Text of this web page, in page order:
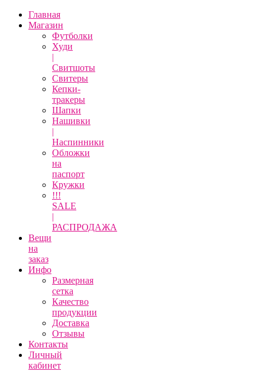
Главная
Магазин
Футболки
Худи
|
Свитшоты
Свитеры
Кепки-
тракеры
Шапки
Нашивки
|
Наспинники
Обложки
на
паспорт
Кружки
!!!
SALE
|
РАСПРОДАЖА
Вещи
на
заказ
Инфо
Размерная
сетка
Качество
продукции
Доставка
Отзывы
Контакты
Личный
кабинет